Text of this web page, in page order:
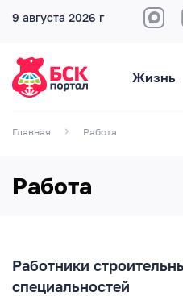
9 августа 2026 г
Жизнь
Главная Работа
Работа
Работники
специальностей